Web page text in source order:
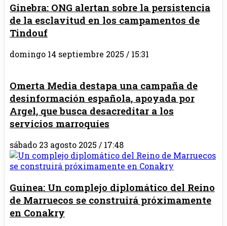
Ginebra: ONG alertan sobre la persistencia
de la esclavitud en los campamentos de
Tindouf
domingo 14 septiembre 2025 / 15:31
Omerta Media destapa una campaña de
desinformación española, apoyada por
Argel, que busca desacreditar a los
servicios marroquíes
sábado 23 agosto 2025 / 17:48
Guinea: Un complejo diplomático del Reino
de Marruecos se construirá próximamente
en Conakry